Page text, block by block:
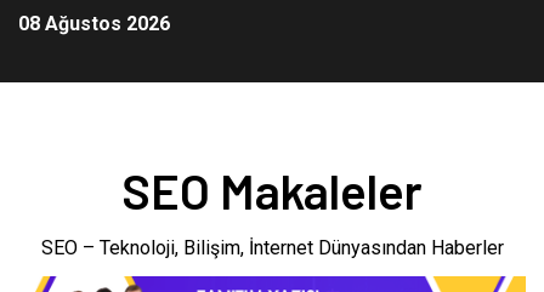
08 Ağustos 2026
SEO Makaleler
SEO – Teknoloji, Bilişim, İnternet Dünyasından Haberler